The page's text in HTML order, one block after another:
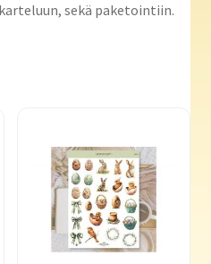
sekä paketointiin.